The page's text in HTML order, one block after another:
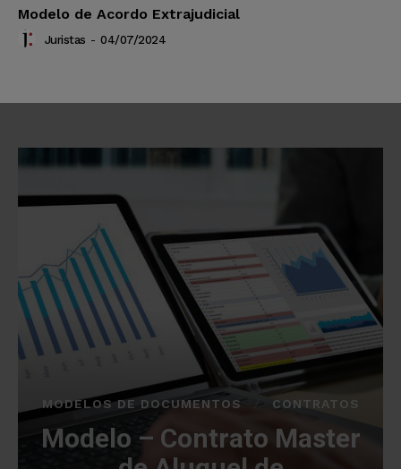
Modelo de Acordo Extrajudicial
Juristas - 04/07/2024